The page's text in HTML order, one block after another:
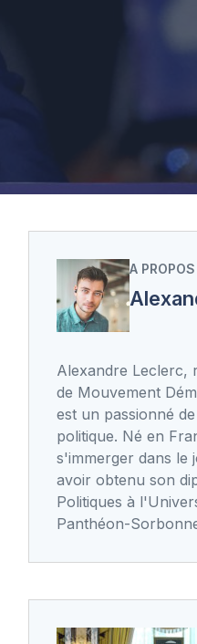
A
Alexandre Leclerc,
de Mouvement
est un passionné
politique. Né en
s'immerger dans le
avoir obtenu son
Politiques à
Panthéon-